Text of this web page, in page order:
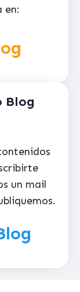
en:
Blog
un mail